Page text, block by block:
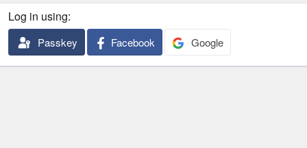
Log in using
Passkey Facebook Google